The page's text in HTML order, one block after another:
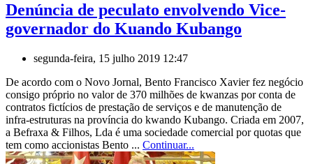
Denúncia de peculato envolvendo Vice-
governador do Kuando Kubango
segunda-feira, 15 julho 2019 12:47
De acordo com o Novo Jornal, Bento Francisco Xavier fez negócio
consigo próprio no valor de 370 milhões de kwanzas por conta de
contratos fictícios de prestação de serviços e de manutenção de
infra-estruturas na província do kwando Kubango. Criada em 2007,
a Befraxa & Filhos, Lda é uma sociedade comercial por quotas que
tem como accionistas Bento ... Continuar...